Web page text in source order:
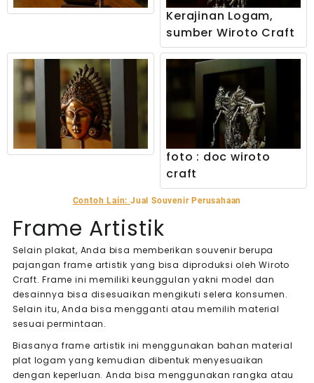
Kerajinan Logam,
sumber Wiroto Craft
foto : doc wiroto
craft
Contoh Lain:Jual Souvenir Perusahaan
Frame Artistik
Selain plakat, Anda bisa memberikan souvenir berupa
pajangan frame artistik yang bisa diproduksi oleh Wiroto
Craft. Frame ini memiliki keunggulan yakni model dan
desainnya bisa disesuaikan mengikuti selera konsumen.
Selain itu, Anda bisa mengganti atau memilih material
sesuai permintaan.
Biasanya frame artistik ini menggunakan bahan material
plat logam yang kemudian dibentuk menyesuaikan
dengan keperluan. Anda bisa menggunakan rangka atau